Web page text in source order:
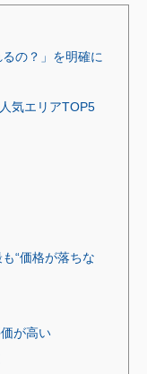
の？」を明確に
気エリアTOP5
“価格が落ちな
が高い